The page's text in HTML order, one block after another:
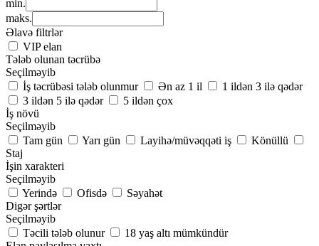
min.
maks.
Əlavə filtrlər
VIP elan
Tələb olunan təcrübə
Seçilməyib
İş təcrübəsi tələb olunmur
Ən az 1 il
1 ildən 3 ilə qədər
3 ildən 5 ilə qədər
5 ildən çox
İş növü
Seçilməyib
Tam gün
Yarı gün Layihə/müvəqqəti iş
Könüllü
Staj
İşin xarakteri
Seçilməyib
Yerində
Ofisdə
Səyahət
Digər şərtlər
Seçilməyib
Təcili tələb olunur
18 yaş altı mümkündür